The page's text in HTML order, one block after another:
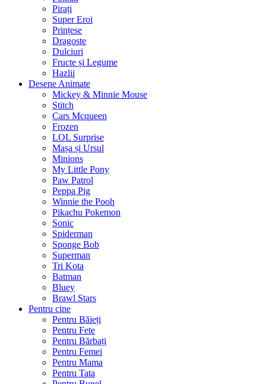
Pirați
Super Eroi
Prințese
Dragoste
Dulciuri
Fructe și Legume
Hazlii
Desene Animate
Mickey & Minnie Mouse
Stitch
Cars Mcqueen
Frozen
LOL Surprise
Mașa și Ursul
Minions
My Little Pony
Paw Patrol
Peppa Pig
Winnie the Pooh
Pikachu Pokemon
Sonic
Spiderman
Sponge Bob
Superman
Tri Kota
Batman
Bluey
Brawl Stars
Pentru cine
Pentru Băieți
Pentru Fete
Pentru Bărbați
Pentru Femei
Pentru Mama
Pentru Tata